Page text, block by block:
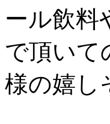
ール飲料
で頂いて
様の嬉し